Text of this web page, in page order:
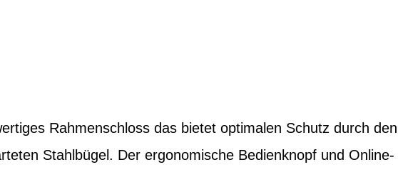
Rahmenschloss das bietet optimalen Schutz durch
Stahlbügel. Der ergonomische Bedienknopf und Online-